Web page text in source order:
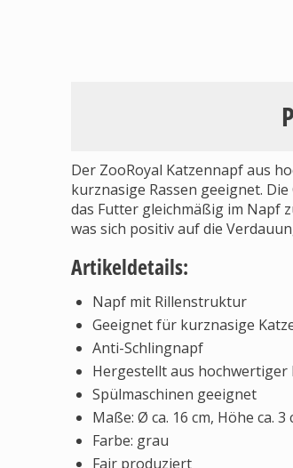
Der ZooRoyal Katzennapf aus
kurznasige Rassen geeignet.
das Futter gleichmäßig im Napf
was sich positiv auf die
Artikeldetails:
Napf mit Rillenstruktur
Geeignet für kurznasige
Anti-Schlingnapf
Hergestellt aus hochwertiger
Spülmaschinen geeignet
Maße: Ø ca. 16 cm, Höhe ca. 3
Farbe: grau
Fair produziert